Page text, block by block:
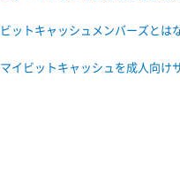
ビットキャッシュメンバーズとは
マイビットキャッシュを成人向け